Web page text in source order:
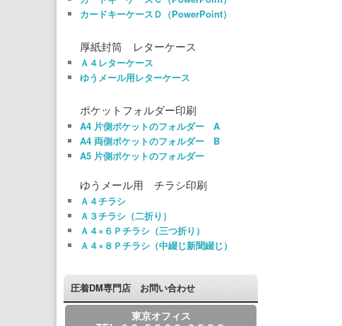
カードキーケースＤ（PowerPoint）
厚紙封筒 レターケース
Ａ４レターケース
ゆうメール用レターケース
ポケットフォルダー印刷
A4 片側ポケットのフォルダー A
A4 両側ポケットのフォルダー B
A5 片側ポケットのフォルダー
ゆうメール用 チラシ印刷
Ａ４チラシ
Ａ３チラシ（二折り）
Ａ４×６Ｐチラシ（三つ折り）
Ａ４×８Ｐチラシ（中綴じ新聞綴じ）
圧着DM専門店 お問い合わせ
東京オフィス